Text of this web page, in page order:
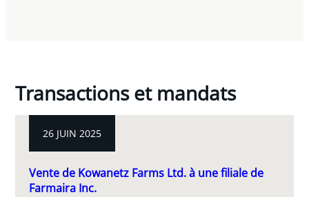
Transactions et mandats
26 JUIN 2025
Vente de Kowanetz Farms Ltd. à une filiale de
Farmaira Inc.